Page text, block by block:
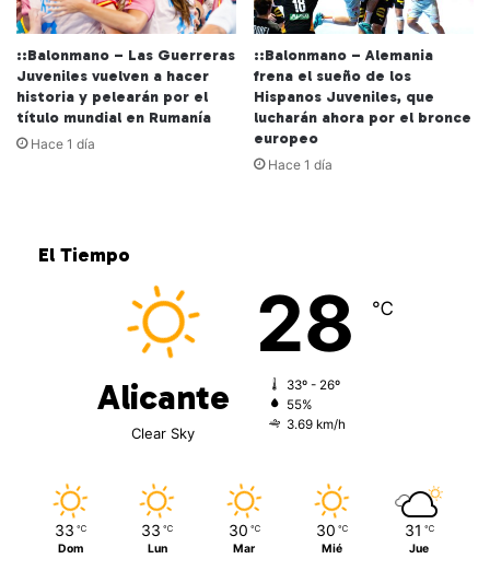
::Balonmano – Las Guerreras
Juveniles vuelven a hacer
historia y pelearán por el
título mundial en Rumanía
Hace 1 día
::Balonmano – Alemania
frena el sueño de los
Hispanos Juveniles, que
lucharán ahora por el bronce
europeo
Hace 1 día
El Tiempo
Alicante
Clear Sky
28 ℃
33º - 26º
55%
3.69 km/h
33 ℃
Dom
33 ℃
Lun
30 ℃
Mar
30 ℃
Mié
31 ℃
Jue